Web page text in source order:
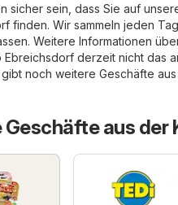
sicher sein, dass Sie auf
finden. Wir sammeln jeden
Weitere Informationen
Ebreichsdorf derzeit nicht das
gibt noch weitere Geschäfte
Geschäfte aus der